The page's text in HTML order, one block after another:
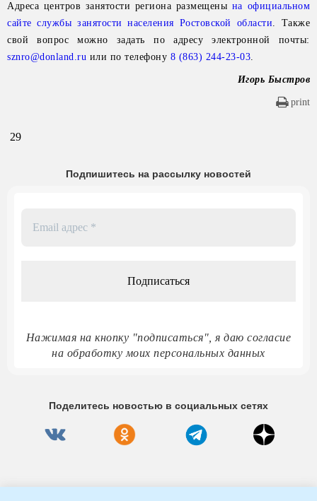
Адреса центров занятости региона размещены на официальном
сайте службы занятости населения Ростовской области. Также
свой вопрос можно задать по адресу электронной почты:
sznro@donland.ru или по телефону 8 (863) 244-23-03.
Игорь Быстров
print
29
Подпишитесь на рассылку новостей
Нажимая на кнопку "подписаться", я даю согласие
на обработку моих персональных данных
Поделитесь новостью в социальных сетях